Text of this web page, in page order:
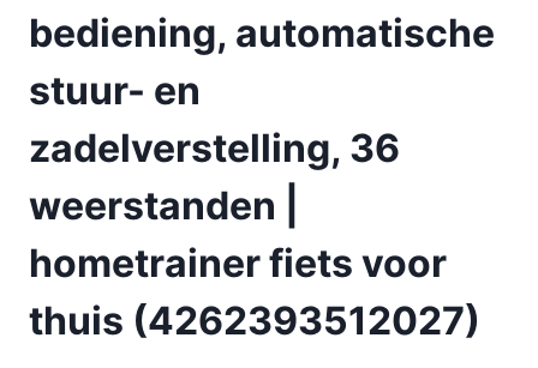
bediening, automatische
stuur- en
zadelverstelling, 36
weerstanden |
hometrainer fiets voor
thuis (4262393512027)